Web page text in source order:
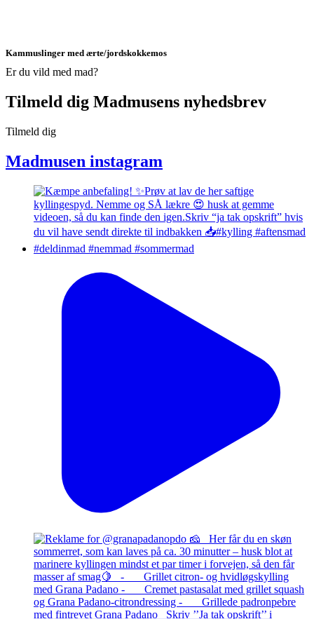
Kammuslinger med ærte/jordskokkemos
Er du vild med mad?
Tilmeld dig Madmusens nyhedsbrev
Tilmeld dig
Madmusen instagram